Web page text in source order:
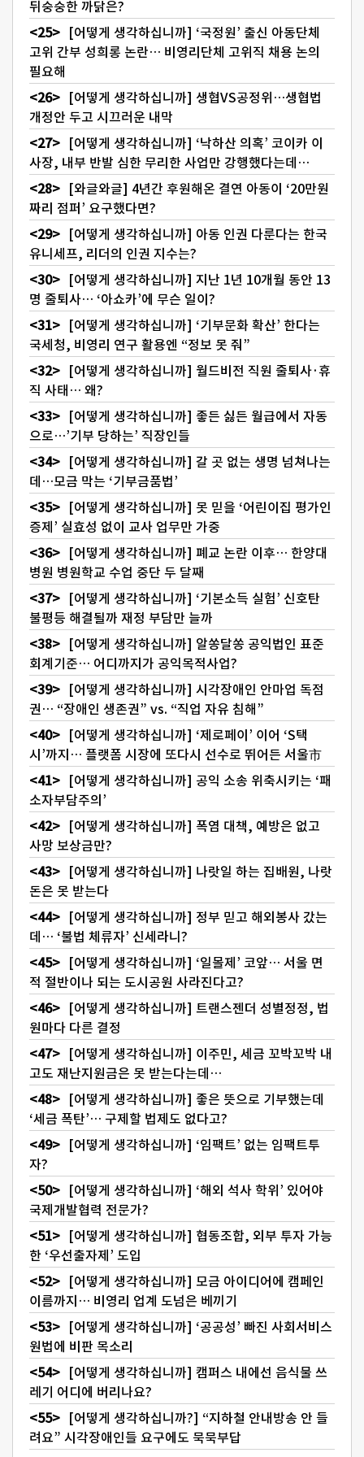
뒤숭숭한 까닭은?
[어떻게 생각하십니까] ‘국정원’ 출신 아동단체
고위 간부 성희롱 논란… 비영리단체 고위직 채용 논의
필요해
[어떻게 생각하십니까] 생협VS공정위…생협법
개정안 두고 시끄러운 내막
[어떻게 생각하십니까] ‘낙하산 의혹’ 코이카 이
사장, 내부 반발 심한 무리한 사업만 강행했다는데…
[와글와글] 4년간 후원해온 결연 아동이 ‘20만원
짜리 점퍼’ 요구했다면?
[어떻게 생각하십니까] 아동 인권 다룬다는 한국
유니세프, 리더의 인권 지수는?
[어떻게 생각하십니까] 지난 1년 10개월 동안 13
명 줄퇴사… ‘아쇼카’에 무슨 일이?
[어떻게 생각하십니까] ‘기부문화 확산’ 한다는
국세청, 비영리 연구 활용엔 “정보 못 줘”
[어떻게 생각하십니까] 월드비전 직원 줄퇴사·휴
직 사태… 왜?
[어떻게 생각하십니까] 좋든 싫든 월급에서 자동
으로…’기부 당하는’ 직장인들
[어떻게 생각하십니까] 갈 곳 없는 생명 넘쳐나는
데…모금 막는 ‘기부금품법’
[어떻게 생각하십니까] 못 믿을 ‘어린이집 평가인
증제’ 실효성 없이 교사 업무만 가중
[어떻게 생각하십니까] 폐교 논란 이후… 한양대
병원 병원학교 수업 중단 두 달째
[어떻게 생각하십니까] ‘기본소득 실험’ 신호탄
불평등 해결될까 재정 부담만 늘까
[어떻게 생각하십니까] 알쏭달쏭 공익법인 표준
회계기준… 어디까지가 공익목적사업?
[어떻게 생각하십니까] 시각장애인 안마업 독점
권… “장애인 생존권” vs. “직업 자유 침해”
[어떻게 생각하십니까] ‘제로페이’ 이어 ‘S택
시’까지… 플랫폼 시장에 또다시 선수로 뛰어든 서울市
[어떻게 생각하십니까] 공익 소송 위축시키는 ‘패
소자부담주의’
[어떻게 생각하십니까] 폭염 대책, 예방은 없고
사망 보상금만?
[어떻게 생각하십니까] 나랏일 하는 집배원, 나랏
돈은 못 받는다
[어떻게 생각하십니까] 정부 믿고 해외봉사 갔는
데… ‘불법 체류자’ 신세라니?
[어떻게 생각하십니까] ‘일몰제’ 코앞… 서울 면
적 절반이나 되는 도시공원 사라진다고?
[어떻게 생각하십니까] 트랜스젠더 성별정정, 법
원마다 다른 결정
[어떻게 생각하십니까] 이주민, 세금 꼬박꼬박 내
고도 재난지원금은 못 받는다는데…
[어떻게 생각하십니까] 좋은 뜻으로 기부했는데
‘세금 폭탄’… 구제할 법제도 없다고?
[어떻게 생각하십니까] ‘임팩트’ 없는 임팩트투
자?
[어떻게 생각하십니까] ‘해외 석사 학위’ 있어야
국제개발협력 전문가?
[어떻게 생각하십니까] 협동조합, 외부 투자 가능
한 ‘우선출자제’ 도입
[어떻게 생각하십니까] 모금 아이디어에 캠페인
이름까지… 비영리 업계 도넘은 베끼기
[어떻게 생각하십니까] ‘공공성’ 빠진 사회서비스
원법에 비판 목소리
[어떻게 생각하십니까] 캠퍼스 내에선 음식물 쓰
레기 어디에 버리나요?
[어떻게 생각하십니까?] “지하철 안내방송 안 들
려요” 시각장애인들 요구에도 묵묵부답